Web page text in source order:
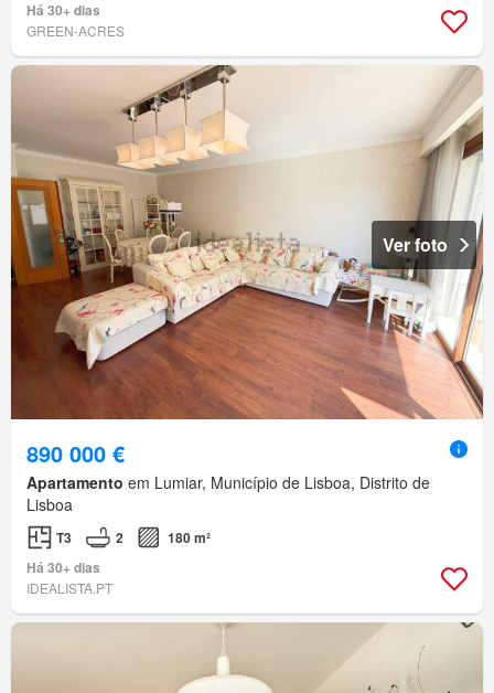
Há 30+ dias
GREEN-ACRES
Ver foto
890 000 €
Apartamento em Lumiar, Município de Lisboa, Distrito de
Lisboa
T3 2
180 m²
Há 30+ dias
IDEALISTA.PT